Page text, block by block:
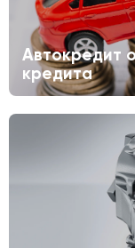
Автокредит
кредита